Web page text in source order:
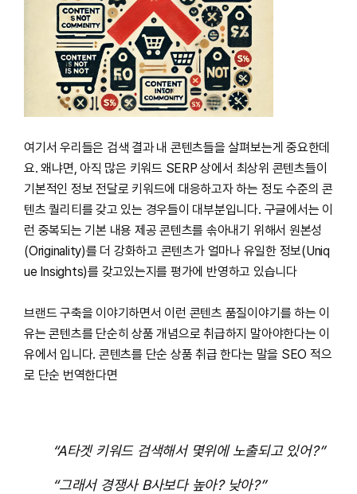
여기서 우리들은 검색 결과 내 콘텐츠들을 살펴보는게 중요한데
요. 왜냐면, 아직 많은 키워드 SERP 상에서 최상위 콘텐츠들이
기본적인 정보 전달로 키워드에 대응하고자 하는 정도 수준의 콘
텐츠 퀄리티를 갖고 있는 경우들이 대부분입니다. 구글에서는 이
런 중복되는 기본 내용 제공 콘텐츠를 솎아내기 위해서 원본성
(Originality)를 더 강화하고 콘텐츠가 얼마나 유일한 정보(Uniq
ue Insights)를 갖고있는지를 평가에 반영하고 있습니다
브랜드 구축을 이야기하면서 이런 콘텐츠 품질이야기를 하는 이
유는 콘텐츠를 단순히 상품 개념으로 취급하지 말아야한다는 이
유에서 입니다. 콘텐츠를 단순 상품 취급 한다는 말을 SEO 적으
로 단순 번역한다면
“A타겟 키워드 검색해서 몇위에 노출되고 있어?”
“그래서 경쟁사 B사보다 높아? 낮아?”